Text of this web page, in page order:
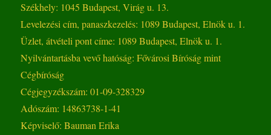
Székhely: 1045 Budapest, Virág u. 13.
Levelezési cím, panaszkezelés: 1089 Budapest, Elnök u. 1.
Üzlet, átvételi pont címe: 1089 Budapest, Elnök u. 1.
Nyilvántartásba vevő hatóság: Fővárosi Bíróság mint
Cégbíróság
Cégjegyzékszám: 01-09-328329
Adószám: 14863738-1-41
Képviselő: Bauman Erika